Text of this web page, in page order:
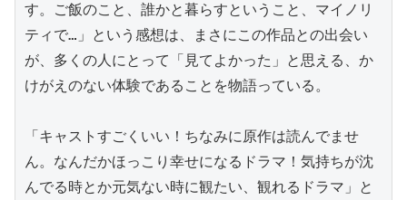
す。ご飯のこと、誰かと暮らすということ、マイノリ
ティで…」という感想は、まさにこの作品との出会い
が、多くの人にとって「見てよかった」と思える、か
けがえのない体験であることを物語っている。
「キャストすごくいい！ちなみに原作は読んでませ
ん。なんだかほっこり幸せになるドラマ！気持ちが沈
んでる時とか元気ない時に観たい、観れるドラマ」と